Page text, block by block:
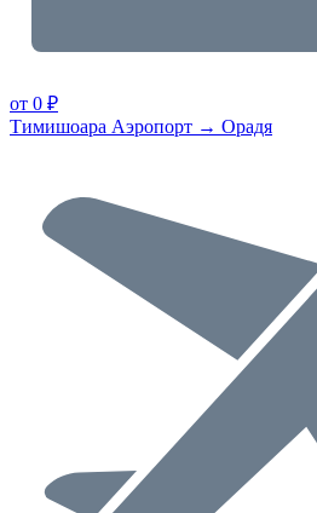
от 0 ₽
Тимишоара Аэропорт → Орадя